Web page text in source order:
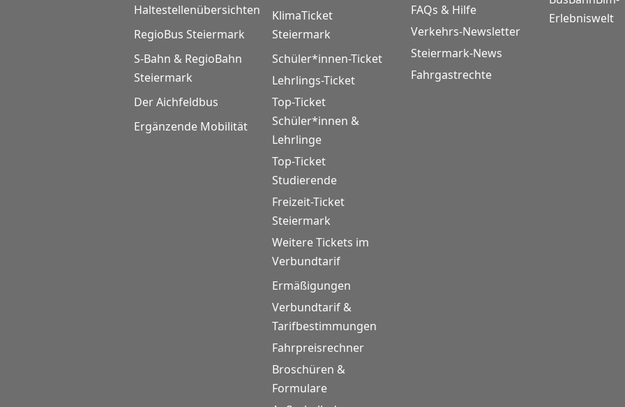
Haltestellenübersichten
RegioBus Steiermark
S-Bahn & RegioBahn
Steiermark
Der Aichfeldbus
Ergänzende Mobilität
KlimaTicket
Steiermark
Schüler*innen-Ticket
Lehrlings-Ticket
Top-Ticket
Schüler*innen &
Lehrlinge
Top-Ticket
Studierende
Freizeit-Ticket
Steiermark
Weitere Tickets im
Verbundtarif
Ermäßigungen
Verbundtarif &
Tarifbestimmungen
Fahrpreisrechner
Broschüren &
Formulare
FAQs & Hilfe
Verkehrs-Newsletter
Steiermark-News
Fahrgastrechte
Erlebniswelt